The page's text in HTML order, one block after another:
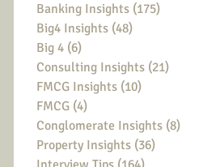
Banking Insights (175)
Big4 Insights (48)
Big 4 (6)
Consulting Insights (21)
FMCG Insights (10)
FMCG (4)
Conglomerate Insights (8)
Property Insights (36)